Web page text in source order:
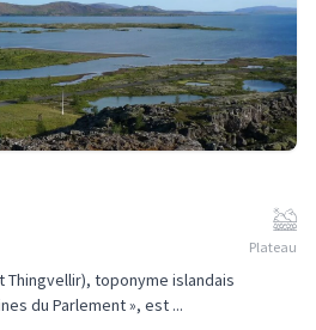
Plateau
toponyme islandais
du Parlement », est ...